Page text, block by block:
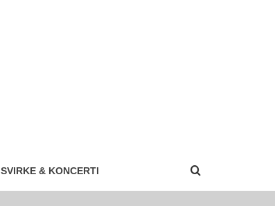
SVIRKE & KONCERTI